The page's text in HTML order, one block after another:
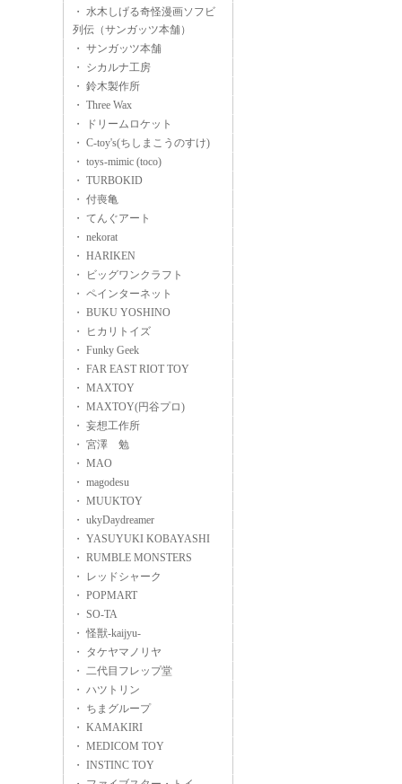
・ 水木しげる奇怪漫画ソフビ
列伝（サンガッツ本舗）
・ サンガッツ本舗
・ シカルナ工房
・ 鈴木製作所
・ Three Wax
・ ドリームロケット
・ C-toy's(ちしまこうのすけ)
・ toys-mimic (toco)
・ TURBOKID
・ 付喪亀
・ てんぐアート
・ nekorat
・ HARIKEN
・ ビッグワンクラフト
・ ペインターネット
・ BUKU YOSHINO
・ ヒカリトイズ
・ Funky Geek
・ FAR EAST RIOT TOY
・ MAXTOY
・ MAXTOY(円谷プロ)
・ 妄想工作所
・ 宮澤 勉
・ MAO
・ magodesu
・ MUUKTOY
・ ukyDaydreamer
・ YASUYUKI KOBAYASHI
・ RUMBLE MONSTERS
・ レッドシャーク
・ POPMART
・ SO-TA
・ 怪獣-kaijyu-
・ タケヤマノリヤ
・ 二代目フレップ堂
・ ハツトリン
・ ちまグループ
・ KAMAKIRI
・ MEDICOM TOY
・ INSTINC TOY